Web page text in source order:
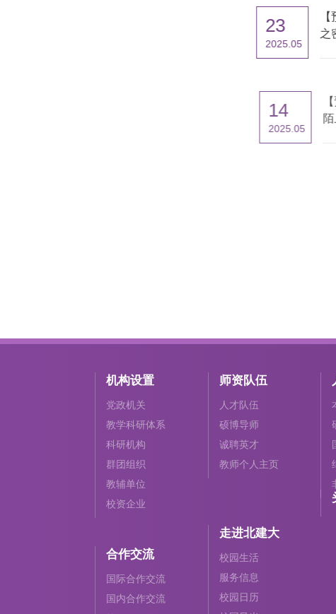
23
2025.05
之
14
2025.05
机构设置
党政机关
教学科研体系
科研机构
群团组织
教辅单位
校资企业
师资队伍
人才队伍
硕博导师
诚聘英才
教师个人主页
合作交流
国际合作交流
国内合作交流
走进北建大
校园生活
服务信息
校园日历